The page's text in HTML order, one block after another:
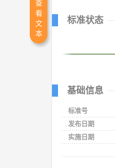
标准状态
基础信息
标准号
发布日期
实施日期
查
看
文
本